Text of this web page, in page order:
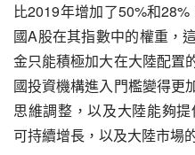
比2019年增加了50%和
國A股在其指數中的權重，
金只能積極加大在大陸配置
國投資機構進入門檻變得更
思維調整，以及大陸能夠
可持續增長，以及大陸市場